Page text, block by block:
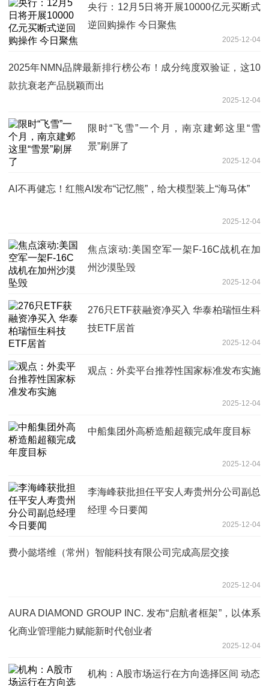
央行：12月5日将开展10000亿元买断式
逆回购操作 今日聚焦
2025-12-04
2025年NMN品牌最新排行榜公布！成分纯度双验证，这10
款抗衰老产品脱颖而出
2025-12-04
限时“飞雪”一个月，南京建邺这里“雪
景”刷屏了
2025-12-04
AI不再健忘！红熊AI发布“记忆熊”，给大模型装上“海马体”
2025-12-04
焦点滚动:美国空军一架F-16C战机在加
州沙漠坠毁
2025-12-04
276只ETF获融资净买入 华泰柏瑞恒生科
技ETF居首
2025-12-04
观点：外卖平台推荐性国家标准发布实施
2025-12-04
中船集团外高桥造船超额完成年度目标
2025-12-04
李海峰获批担任平安人寿贵州分公司副总
经理 今日要闻
2025-12-04
费小懿塔维（常州）智能科技有限公司完成高层交接
2025-12-04
AURA DIAMOND GROUP INC. 发布“启航者框架”，以体系
化商业管理能力赋能新时代创业者
2025-12-04
机构：A股市场运行在方向选择区间 动态